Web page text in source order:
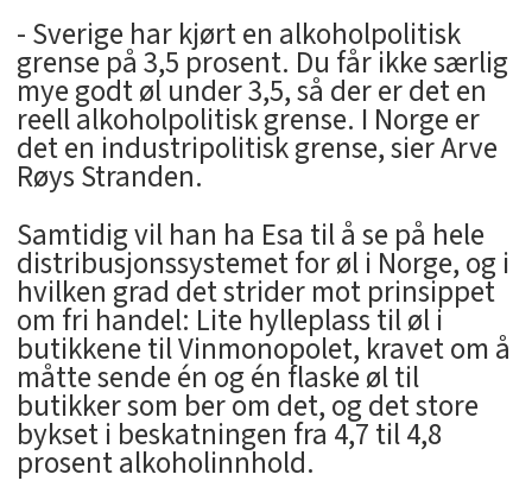
- Sverige har kjørt en alkoholpolitisk
grense på 3,5 prosent. Du får ikke særlig
mye godt øl under 3,5, så der er det en
reell alkoholpolitisk grense. I Norge er
det en industripolitisk grense, sier Arve
Røys Stranden.
Samtidig vil han ha Esa til å se på hele
distribusjonssystemet for øl i Norge, og i
hvilken grad det strider mot prinsippet
om fri handel: Lite hylleplass til øl i
butikkene til Vinmonopolet, kravet om å
måtte sende én og én flaske øl til
butikker som ber om det, og det store
bykset i beskatningen fra 4,7 til 4,8
prosent alkoholinnhold.